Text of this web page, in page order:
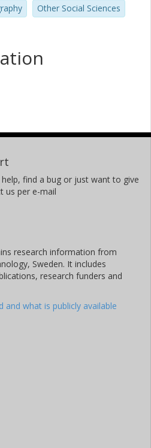
Other Social Sciences
find a bug or just want to give
us per e-mail
research information from
Sweden. It includes
research funders and
what is publicly available